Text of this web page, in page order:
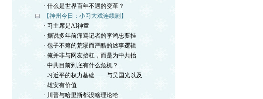
· 什么是世界百年不遇的变革？
【神州今日：小习大戏连续剧】
· 习主席是AI神童
· 据说多年前痛骂记者的李鸿忠要挂
· 包子不瘪的荒谬而严酷的述事逻辑
· 俺并非与网友抬杠，而是为中共抬
· 中共目前到底有什么危机？
· 习近平的权力基础——与吴国光以及
· 雄安有价值
· 川普与哈里斯都没啥理论哈